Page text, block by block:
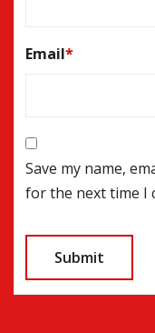
Email*
Save my name,
for the next time I